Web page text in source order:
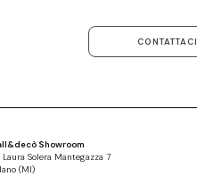
CONTATTACI
Showroom
Laura Solera Mantegazza 7
(MI)